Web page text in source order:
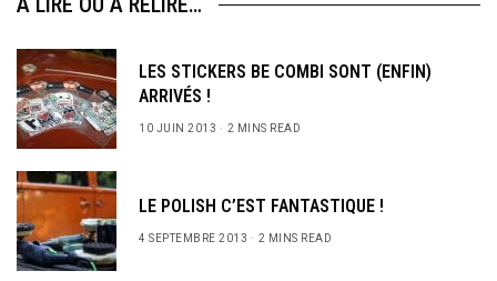
LES STICKERS BE COMBI SONT (ENFIN)
ARRIVÉS !
10 JUIN 2013 2 MINS READ
LE POLISH C’EST FANTASTIQUE !
4 SEPTEMBRE 2013 2 MINS READ